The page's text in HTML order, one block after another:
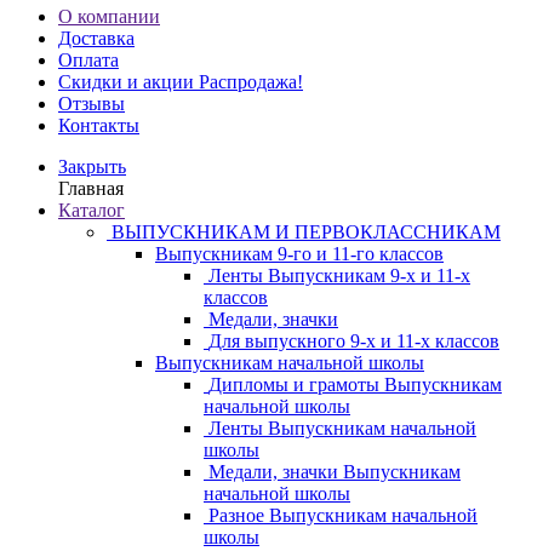
О компании
Доставка
Оплата
Скидки и акции Распродажа!
Отзывы
Контакты
Закрыть
Главная
Каталог
ВЫПУСКНИКАМ И ПЕРВОКЛАССНИКАМ
Выпускникам 9-го и 11-го классов
Ленты Выпускникам 9-х и 11-х
классов
Медали, значки
Для выпускного 9-х и 11-х классов
Выпускникам начальной школы
Дипломы и грамоты Выпускникам
начальной школы
Ленты Выпускникам начальной
школы
Медали, значки Выпускникам
начальной школы
Разное Выпускникам начальной
школы